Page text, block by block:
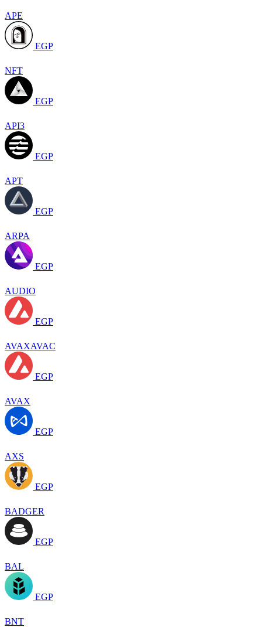
APE
EGP
NFT
EGP
API3
EGP
APT
EGP
ARPA
EGP
AUDIO
EGP
AVAXAVAC
EGP
AVAX
EGP
AXS
EGP
BADGER
EGP
BAL
EGP
BNT